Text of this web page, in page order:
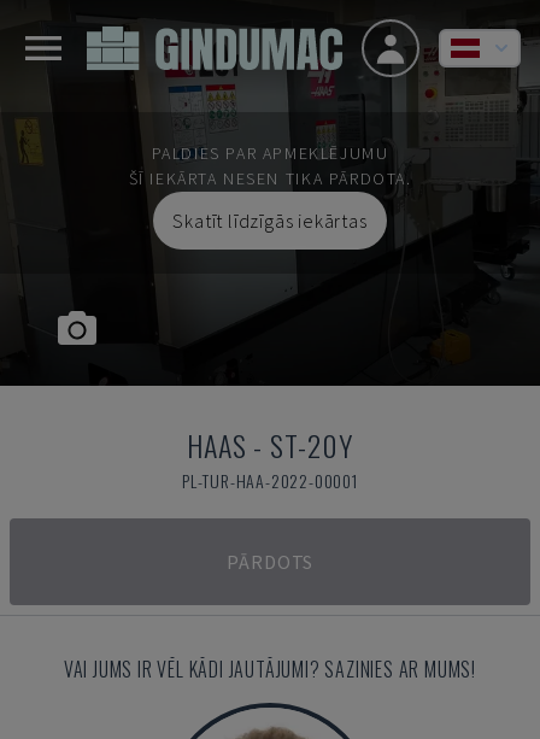
PALDIES PAR APMEKLĒJUMU
ŠĪ IEKĀRTA NESEN TIKA PĀRDOTA.
Skatīt līdzīgās iekārtas
HAAS - ST-20Y
PL-TUR-HAA-2022-00001
PĀRDOTS
VAI JUMS IR VĒL KĀDI JAUTĀJUMI? SAZINIES AR MUMS!